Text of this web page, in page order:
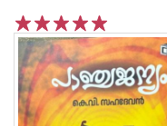
5
4
3
2
1